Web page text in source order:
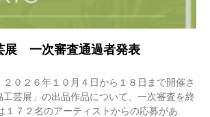
展 一次審査通過者発表
０２６年１０月４日から１８日まで開催さ
工芸展」の出品作品について、一次審査を終
１７２名のアーティストからの応募があ